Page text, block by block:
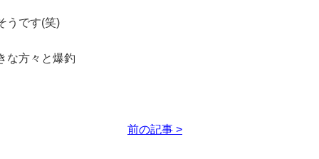
うです(笑)
な方々と爆釣
前の記事 >